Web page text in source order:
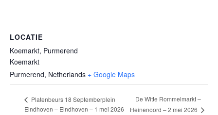
LOCATIE
Koemarkt, Purmerend
Koemarkt
Purmerend, Netherlands + Google Maps
Platenbeurs 18 Septemberplein
Eindhoven – Eindhoven – 1 mei 2026
De Witte Rommelmarkt –
Heinenoord – 2 mei 2026